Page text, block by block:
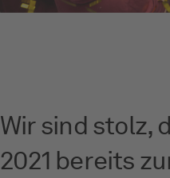
Wir sind stolz,
2021 bereits